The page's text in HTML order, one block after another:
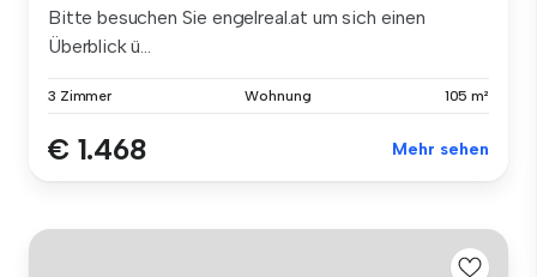
Bitte besuchen Sie engelreal.at um sich einen
Überblick ü...
3 Zimmer Wohnung 105 m²
€ 1.468 Mehr sehen